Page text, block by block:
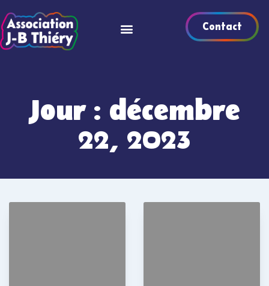
Contact
Jour : décembre
22, 2023